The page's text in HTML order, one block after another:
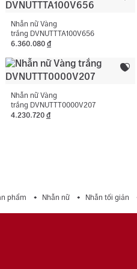
Nhẫn nữ Vàng
trắng DVNUTTTA100V656
6.360.080 đ
Nhẫn nữ Vàng
trắng DVNUTTT0000V207
4.230.720 đ
phẩm Nhẫn nữ Nhẫn tối giản